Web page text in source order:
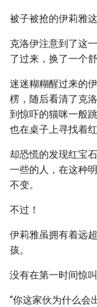
被子被抢的伊莉雅
克洛伊注意到了这
了过来，换了一个
迷迷糊糊醒过来的
楞，随后看清了克
到惊吓的猫咪一般
也在桌子上寻找着
却恐慌的发现红宝
一些的人，在这种
不变。
不过！
伊莉雅虽拥有着远
孩。
没有在第一时间惊
“你这家伙为什么